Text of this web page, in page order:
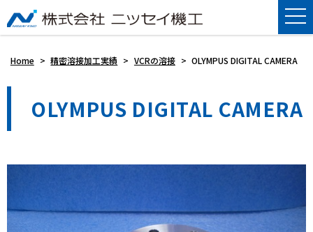
Home > 精密溶接加工実績 > VCRの溶接 > OLYMPUS DIGITAL CAMERA
OLYMPUS DIGITAL CAMERA